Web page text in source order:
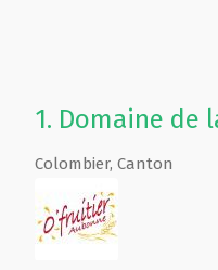
1. Domaine de
Colombier, Canton